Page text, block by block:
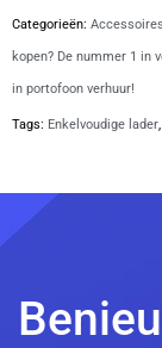
Categorieën: Accessoires
kopen? De nummer 1 in
in portofoon verhuur!
Tags: Enkelvoudige lader,